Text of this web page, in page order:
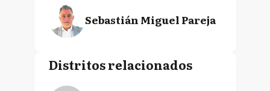
Sebastián Miguel Pareja
Distritos relacionados